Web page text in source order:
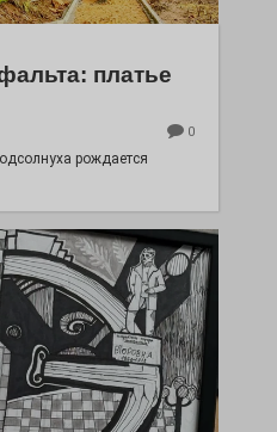
платье
0
рождается